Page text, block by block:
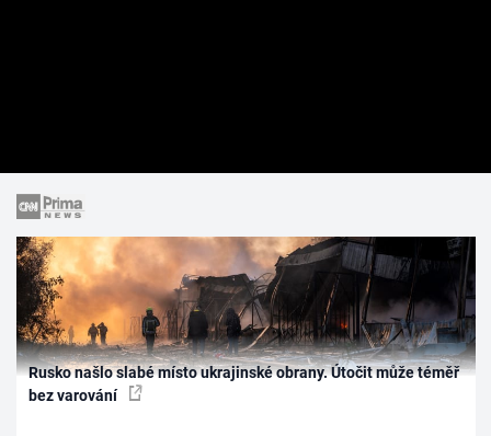
Rusko našlo slabé místo ukrajinské obrany. Útočit může téměř
bez varování